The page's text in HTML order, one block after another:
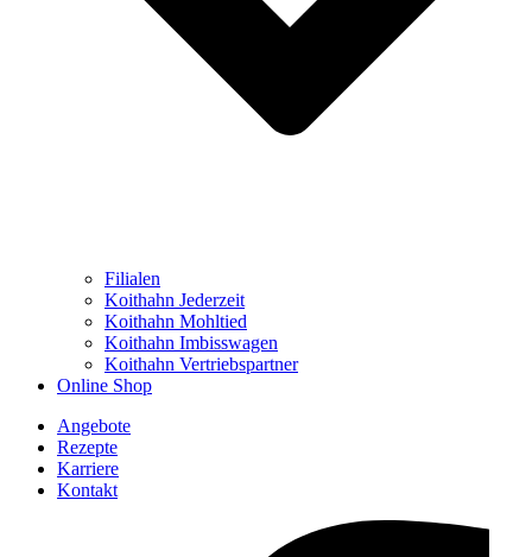
Filialen
Koithahn Jederzeit
Koithahn Mohltied
Koithahn Imbisswagen
Koithahn Vertriebspartner
Online Shop
Angebote
Rezepte
Karriere
Kontakt